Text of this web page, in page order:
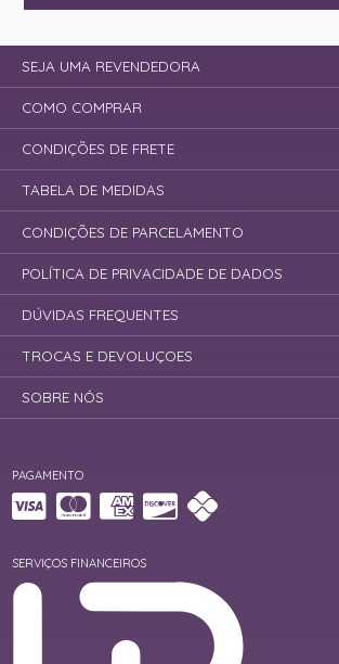
PAGAMENTO
SERVIÇOS FINANCEIROS
SEJA UMA REVENDEDORA
COMO COMPRAR
CONDIÇÕES DE FRETE
TABELA DE MEDIDAS
CONDIÇÕES DE PARCELAMENTO
POLÍTICA DE PRIVACIDADE DE DADOS
DÚVIDAS FREQUENTES
TROCAS E DEVOLUÇOES
SOBRE NÓS